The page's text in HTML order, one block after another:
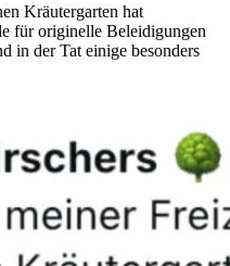
Kräutergarten hat
für originelle Beleidigungen
in der Tat einige besonders